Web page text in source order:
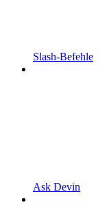
Slash-Befehle
Ask Devin